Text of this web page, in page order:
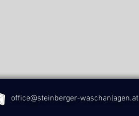
office@steinberger-waschanlagen.at